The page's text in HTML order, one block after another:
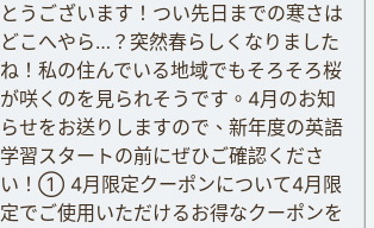
とうございます！つい先日までの寒さは
どこへやら…？突然春らしくなりました
ね！私の住んでいる地域でもそろそろ桜
が咲くのを見られそうです。4月のお知
らせをお送りしますので、新年度の英語
学習スタートの前にぜひご確認くださ
い！① 4月限定クーポンについて4月限
定でご使用いただけるお得なクーポンを